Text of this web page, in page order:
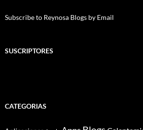
Subscribe to Reynosa Blogs by Email
SUSCRIPTORES
CATEGORIAS